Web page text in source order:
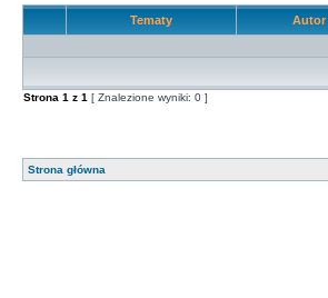
Tematy Autor
Strona 1 z 1 [ Znalezione wyniki: 0 ]
Strona główna